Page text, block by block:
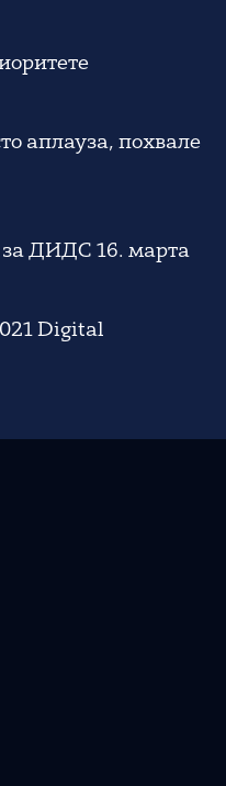
аплауза, похвале
за ДИДС 16. марта
Digital